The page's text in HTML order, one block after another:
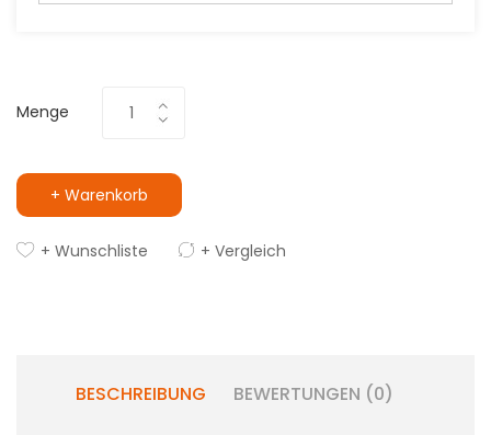
Menge
+ Warenkorb
+ Wunschliste + Vergleich
BESCHREIBUNG BEWERTUNGEN (0)